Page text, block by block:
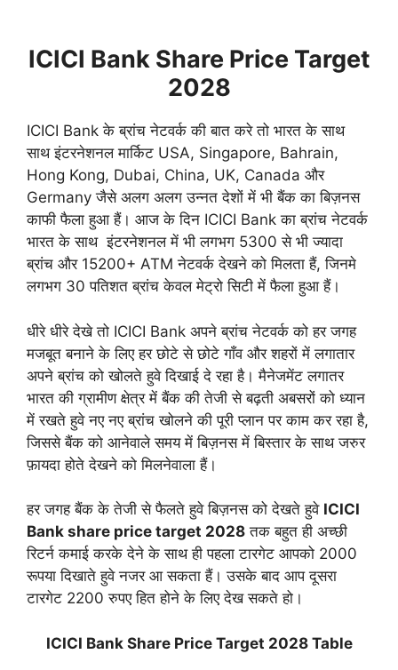
ICICI Bank Share Price Target
2028
ICICI Bank के ब्रांच नेटवर्क की बात करे तो भारत के साथ
साथ इंटरनेशनल मार्किट USA, Singapore, Bahrain,
Hong Kong, Dubai, China, UK, Canada और
Germany जैसे अलग अलग उन्नत देशों में भी बैंक का बिज़नस
काफी फैला हुआ हैं। आज के दिन ICICI Bank का ब्रांच नेटवर्क
भारत के साथ इंटरनेशनल में भी लगभग 5300 से भी ज्यादा
ब्रांच और 15200+ ATM नेटवर्क देखने को मिलता हैं, जिनमे
लगभग 30 पतिशत ब्रांच केवल मेट्रो सिटी में फैला हुआ हैं।
धीरे धीरे देखे तो ICICI Bank अपने ब्रांच नेटवर्क को हर जगह
मजबूत बनाने के लिए हर छोटे से छोटे गाँव और शहरों में लगातार
अपने ब्रांच को खोलते हुवे दिखाई दे रहा है। मैनेजमेंट लगातर
भारत की ग्रामीण क्षेत्र में बैंक की तेजी से बढ़ती अबसरों को ध्यान
में रखते हुवे नए नए ब्रांच खोलने की पूरी प्लान पर काम कर रहा है,
जिससे बैंक को आनेवाले समय में बिज़नस में बिस्तार के साथ जरुर
फ़ायदा होते देखने को मिलनेवाला हैं।
हर जगह बैंक के तेजी से फैलते हुवे बिज़नस को देखते हुवे ICICI
Bank share price target 2028 तक बहुत ही अच्छी
रिटर्न कमाई करके देने के साथ ही पहला टारगेट आपको 2000
रूपया दिखाते हुवे नजर आ सकता हैं। उसके बाद आप दूसरा
टारगेट 2200 रुपए हित होने के लिए देख सकते हो।
ICICI Bank Share Price Target 2028 Table